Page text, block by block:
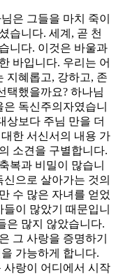
은 그들을 마치 죽이
습니다. 세계, 곧 천
니다. 이것은 바울과
바입니다. 우리는 어
지혜롭고, 강하고, 존
택했을까요? 하나님
독신주의자였습니
상보다 주님 만을 더
한 서신서의 내용 가
소견을 구별합니다.
복과 비밀이 많습니
으로 살아가는 것의
수 많은 자녀를 얻었
이 많았기 때문입니
은 많지 않았습니다.
그 사랑을 증명하기
가능하게 합니다.
사랑이 어디에서 시작